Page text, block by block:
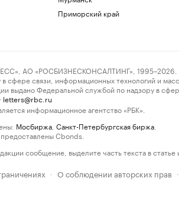
Приморский край
АО «РОСБИЗНЕСКОНСАЛТИНГ», 1995–2026.
сфере связи, информационных технологий и
выдано Федеральной службой по надзору в
letters@rbc.ru
информационное агентство «РБК».
Мосбиржа Санкт-Петербургская биржа
Cbonds.
сообщение, выделите часть текста в
· О соблюдении авторских прав ·